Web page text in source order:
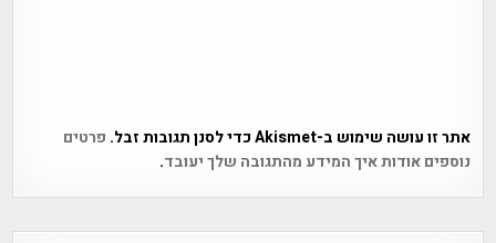
אתר זו עושה שימוש ב-Akismet כדי לסנן תגובות זבל.
פרטים
נוספים אודות איך המידע מהתגובה שלך יעובד.